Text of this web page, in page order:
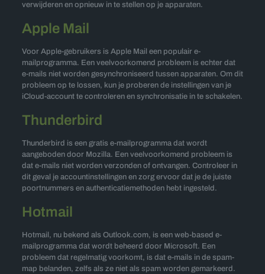
verwijderen en opnieuw in te stellen op je apparaten.
Apple Mail
Voor Apple-gebruikers is Apple Mail een populair e-
mailprogramma. Een veelvoorkomend probleem is echter dat
e-mails niet worden gesynchroniseerd tussen apparaten. Om dit
probleem op te lossen, kun je proberen de instellingen van je
iCloud-account te controleren en synchronisatie in te schakelen.
Thunderbird
Thunderbird is een gratis e-mailprogramma dat wordt
aangeboden door Mozilla. Een veelvoorkomend probleem is
dat e-mails niet worden verzonden of ontvangen. Controleer in
dit geval je accountinstellingen en zorg ervoor dat je de juiste
poortnummers en authenticatiemethoden hebt ingesteld.
Hotmail
Hotmail, nu bekend als Outlook.com, is een web-based e-
mailprogramma dat wordt beheerd door Microsoft. Een
probleem dat regelmatig voorkomt, is dat e-mails in de spam-
map belanden, zelfs als ze niet als spam worden gemarkeerd.